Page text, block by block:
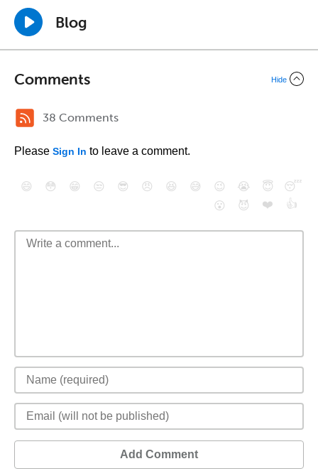
Blog
Comments Hide
38 Comments
Please Sign In to leave a comment.
😄 😳 😁 😒 😎 😠 😆 😅 😉 😭 😇
😴
😮
😈 ❤️ 👍
Add Comment